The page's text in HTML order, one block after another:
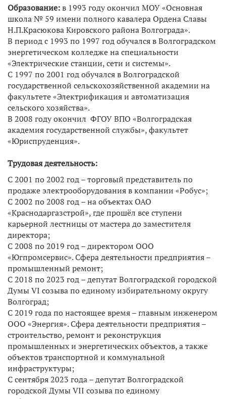
Образование:в 1993 году окончил МОУ «Основная
школа № 59 имени полного кавалера Ордена Славы
Н.П.Красюкова Кировского района Волгограда».
В период с 1993 по 1997 год обучался в Волгоградском
энергетическом колледже на специальности
«Электрические станции, сети и системы».
С 1997 по 2001 год обучался в Волгоградской
государственной сельскохозяйственной академии на
факультете «Электрификация и автоматизация
сельского хозяйства».
В 2008 году окончил ФГОУ ВПО «Волгоградская
академия государственной службы», факультет
«Юриспруденция».
Трудовая деятельность:
С 2001 по 2002 год – торговый представитель по
продаже электрооборудования в компании «Робус»;
С 2002 по 2008 год – на объектах ОАО
«Краснодаргазстрой», где прошёл все ступени
карьерной лестницы от мастера до заместителя
директора;
С 2008 по 2019 год – директором ООО
«Югпромсервис». Сфера деятельности предприятия –
промышленный ремонт;
С 2018 по 2023 год – депутат Волгоградской городской
Думы VI созыва по единому избирательному округу
Волгоград;
С 2019 года по настоящее время – главным инженером
ООО «Энергия». Сфера деятельности предприятия –
строительство, ремонт и реконструкция
промышленных и энергетических объектов, а также
объектов транспортной и коммунальной
инфраструктуры;
С сентября 2023 года – депутат Волгоградской
городской Думы VII созыва ​по единому